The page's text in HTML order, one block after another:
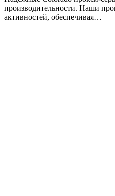
производительности. Наши
активностей, обеспечивая…